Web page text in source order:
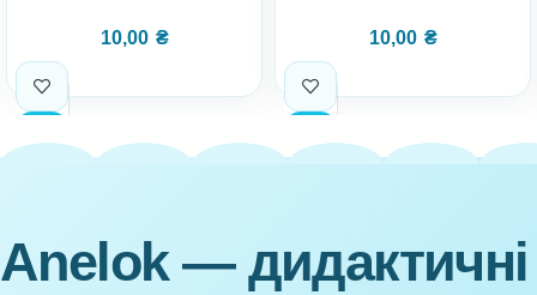
10,00 ₴ 10,00 ₴
Anelok — дидактичні